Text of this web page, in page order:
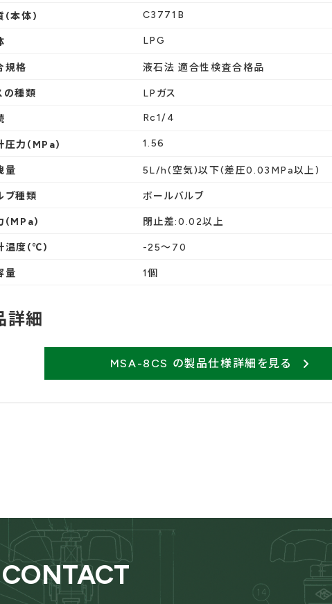
(本体) C3771B
LPG
規格 液石法 適合性検査合格品
の種類 LPガス
Rc1/4
圧力(MPa) 1.56
量 5L/h(空気)以下(差圧0.03MPa以上)
ブ種類 ボールバルブ
(MPa) 閉止差:0.02以上
温度(℃) -25〜70
量 1個
詳細
MSA-8CS の製品仕様詳細を見る
CONTACT